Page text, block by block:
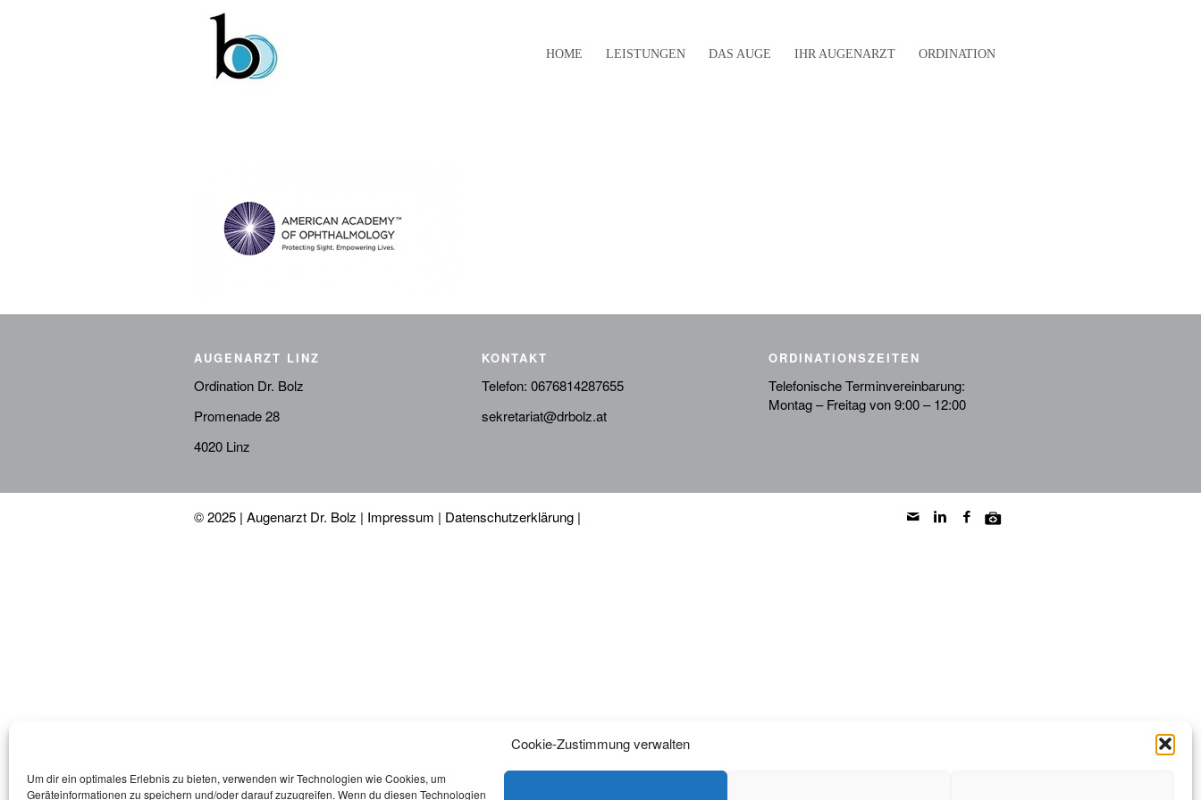
Cookie-Zustimmung verwalten
Um dir ein optimales Erlebnis zu bieten, verwenden wir Technologien wie Cookies, um
Geräteinformationen zu speichern und/oder darauf zuzugreifen. Wenn du diesen Technologien
HOME LEISTUNGEN DAS AUGE IHR AUGENARZT ORDINATION
AUGENARZT LINZ
Ordination Dr. Bolz
Promenade 28
4020 Linz
KONTAKT
Telefon: 0676814287655
sekretariat@drbolz.at
ORDINATIONSZEITEN
Telefonische Terminvereinbarung:
Montag – Freitag von 9:00 – 12:00
© 2025 | Augenarzt Dr. Bolz | Impressum | Datenschutzerklärung |